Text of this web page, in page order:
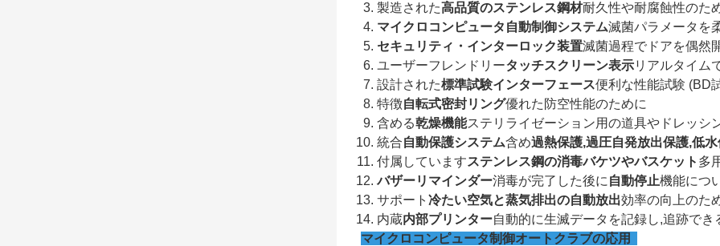
製造された高品質のステンレス鋼材耐久性や耐腐蝕性のた
マイクロコンピュータ自動制御システム滅菌パラメータを
セキュリティ・インターロック装置滅菌過程でドアを偶然
ユーザーフレンドリータッチスクリーン表示リアルタイム
設計された標準試験インターフェース便利な性能試験 (BD
特徴自転式密封リング優れた防空性能のために
含める乾燥機能ステリライゼーション用の道具やドレッシ
統合自動保護システム含め過熱保護,過圧自発放出保護,低
付属していますステンレス鋼の消毒バケツやバスケット 多
バザーリマインダー消毒が完了した後に 自動停止機能につ
サポート 冷たい空気と蒸気排出の自動放出効率の向上のた
内蔵内部プリンター自動的に生滅データを記録し,追跡でき
マイクロコンピュータ制御オートクラブの応用